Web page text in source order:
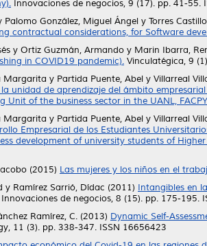
Innovaciones de negocios, 9 (17). pp. 41-55.
Palomo González, Miguel Ángel y Torres
contractual considerations, for Software
y Ortiz Guzmán, Armando y Marin Ibarra,
in COVID19 pandemic). Vinculatégica, 9
Margarita y Partida Puente, Abel y Villarreal
unidad de aprendizaje del ámbito
Unit of the business sector in the UANL,
Margarita y Partida Puente, Abel y Villarreal
Empresarial de los Estudiantes
development of university students of
(2015) Las mujeres y los niños en el
y Ramírez Sarrió, Dídac (2011) Intangibles en
Innovaciones de negocios, 8 (15). pp. 175-195.
Ramírez, C. (2013) Dynamic Self-
11 (3). pp. 338-347. ISSN 16656423